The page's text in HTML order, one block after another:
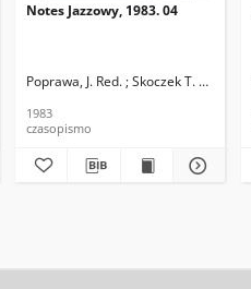
Skoczek, T. Red.
Notes Jazzowy, 1983. 04
Poprawa, J. Red. ; Skoczek T. Red.
1983
czasopismo